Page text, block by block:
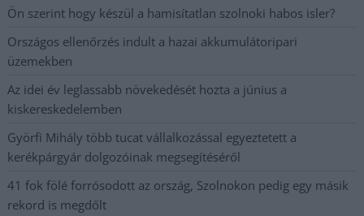
Ön szerint hogy készül a hamisítatlan szolnoki habos isler?
Országos ellenőrzés indult a hazai akkumulátoripari
üzemekben
Az idei év leglassabb növekedését hozta a június a
kiskereskedelemben
Györfi Mihály több tucat vállalkozással egyeztetett a
kerékpárgyár dolgozóinak megsegítéséről
41 fok fölé forrósodott az ország, Szolnokon pedig egy másik
rekord is megdőlt